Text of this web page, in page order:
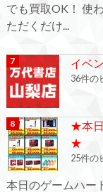
でも買取OK！ 使
ただくだけ...
イベ
36件の
★本日
★
25件の
本日のゲームハー